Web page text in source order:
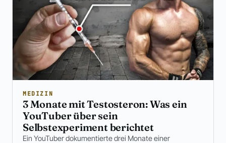
MEDIZIN
3 Monate mit Testosteron: Was ein
YouTuber über sein
Selbstexperiment berichtet
Ein YouTuber dokumentierte drei Monate einer